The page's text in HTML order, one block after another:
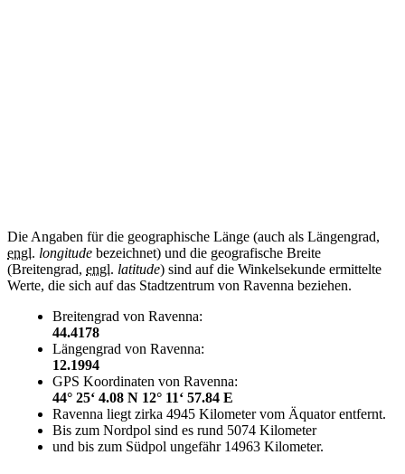
Die Angaben für die geographische Länge (auch als Längengrad,
engl. longitude bezeichnet) und die geografische Breite
(Breitengrad, engl. latitude) sind auf die Winkelsekunde ermittelte
Werte, die sich auf das Stadtzentrum von Ravenna beziehen.
Breitengrad von Ravenna:
44.4178
Längengrad von Ravenna:
12.1994
GPS Koordinaten von Ravenna:
44° 25‘ 4.08 N 12° 11‘ 57.84 E
Ravenna liegt zirka 4945 Kilometer vom Äquator entfernt.
Bis zum Nordpol sind es rund 5074 Kilometer
und bis zum Südpol ungefähr 14963 Kilometer.